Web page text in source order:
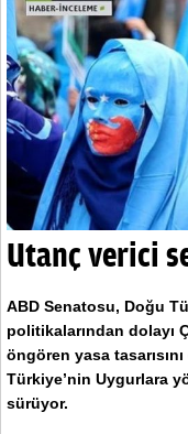
Utanç verici
ABD Senatosu, Doğu
politikalarından dolayı
öngören yasa
Türkiye’nin Uygurlara
sürüyor.